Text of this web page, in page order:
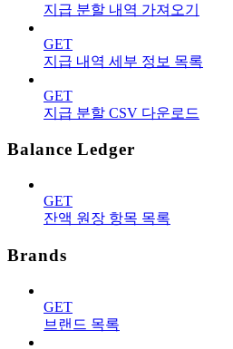
지급 분할 내역 가져오기
GET
지급 내역 세부 정보 목록
GET
지급 분할 CSV 다운로드
Balance Ledger
GET
잔액 원장 항목 목록
Brands
GET
브랜드 목록